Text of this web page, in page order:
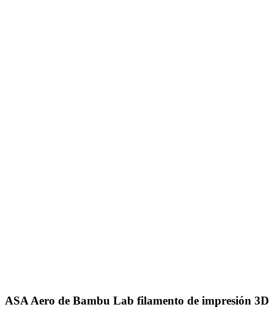
ASA Aero de Bambu Lab filamento de impresión 3D